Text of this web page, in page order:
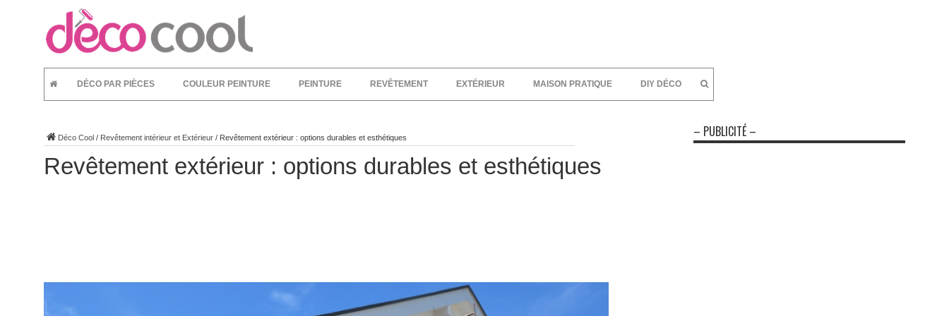
DÉCO PAR PIÈCES COULEUR PEINTURE PEINTURE REVÊTEMENT EXTÉRIEUR MAISON PRATIQUE DIY DÉCO
Déco Cool / Revêtement intérieur et Extérieur / Revêtement extérieur : options durables et esthétiques
Revêtement extérieur : options durables et esthétiques
– PUBLICITÉ –